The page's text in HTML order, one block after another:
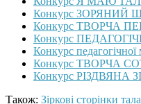
Конкурс ЗОРЯНИЙ
Конкурс ТВОРЧА
Конкурс
Конкурс
Конкурс ТВОРЧА
Конкурс РІЗДВЯНА
Також: Зіркові сторінки